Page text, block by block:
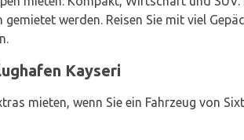
werden. Reisen Sie mit viel
Kayseri
mieten, wenn Sie ein Fahrzeug von